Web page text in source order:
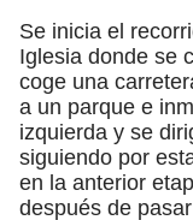
Se inicia el
Iglesia donde se
coge una
a un parque e
izquierda y se
siguiendo por
en la anterior
después de